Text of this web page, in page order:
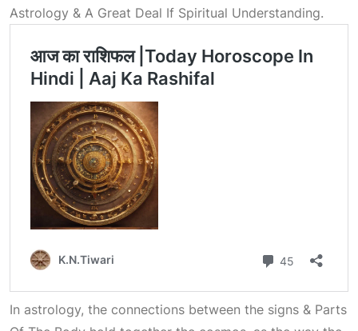
Astrology & A Great Deal If Spiritual Understanding.
In astrology, the connections between the signs & Parts